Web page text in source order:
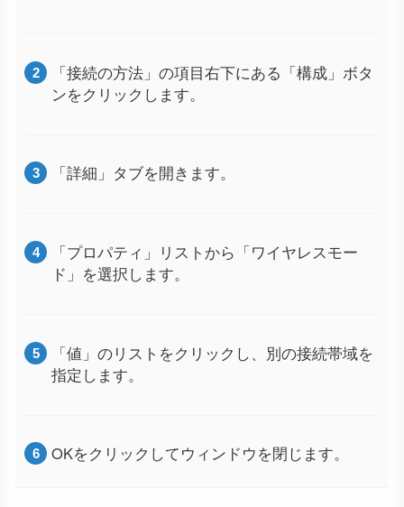
「接続の方法」の項目右下にある「構成」ボタ
ンをクリックします。
「詳細」タブを開きます。
「プロパティ」リストから「ワイヤレスモー
ド」を選択します。
「値」のリストをクリックし、別の接続帯域を
指定します。
OKをクリックしてウィンドウを閉じます。